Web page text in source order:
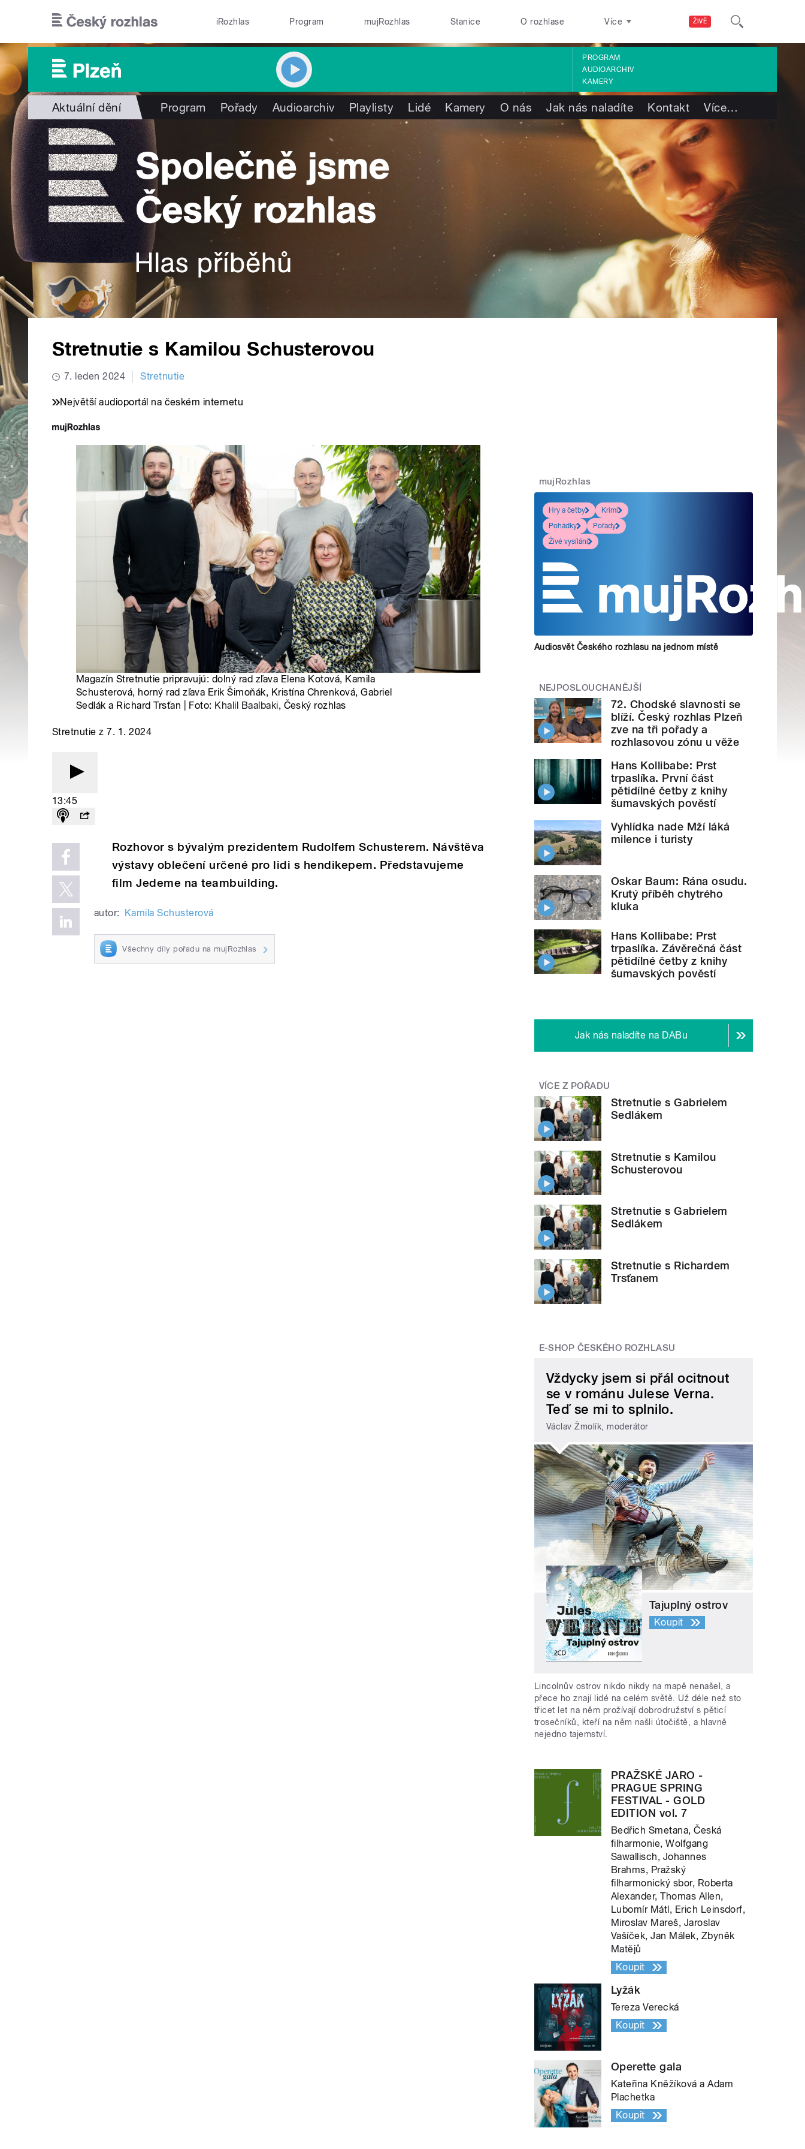
ŽIVĚ
iRozhlas Program mujRozhlas Stanice O rozhlase Více
PROGRAM
AUDIOARCHIV
KAMERY
Aktuální dění Program Pořady Audioarchiv Playlisty Lidé Kamery O nás Jak nás naladíte Kontakt Více…
Stretnutie s Kamilou Schusterovou
7. leden 2024 Stretnutie
Největší audioportál na českém internetu
Magazín Stretnutie pripravujú: dolný rad zľava Elena Kotová, Kamila
Schusterová, horný rad zľava Erik Šimoňák, Kristína Chrenková, Gabriel
Sedlák a Richard Trsťan | Foto: Khalil Baalbaki, Český rozhlas
Stretnutie z 7. 1. 2024
13:45
Rozhovor s bývalým prezidentem Rudolfem Schusterem. Návštěva
výstavy oblečení určené pro lidi s hendikepem. Představujeme
film Jedeme na teambuilding.
autor: Kamila Schusterová
Všechny díly pořadu na mujRozhlas
mujRozhlas
Hry a četby
Krimi
Pohádky
Pořady
Živé vysílání
Audiosvět Českého rozhlasu na jednom místě
NEJPOSLOUCHANĚJŠÍ
72. Chodské slavnosti se
blíží. Český rozhlas Plzeň
zve na tři pořady a
rozhlasovou zónu u věže
Hans Kollibabe: Prst
trpaslíka. První část
pětidílné četby z knihy
šumavských pověstí
Vyhlídka nade Mží láká
milence i turisty
Oskar Baum: Rána osudu.
Krutý příběh chytrého
kluka
Hans Kollibabe: Prst
trpaslíka. Závěrečná část
pětidílné četby z knihy
šumavských pověstí
Jak nás naladíte na DABu
VÍCE Z POŘADU
Stretnutie s Gabrielem
Sedlákem
Stretnutie s Kamilou
Schusterovou
Stretnutie s Gabrielem
Sedlákem
Stretnutie s Richardem
Trsťanem
E-SHOP ČESKÉHO ROZHLASU
Vždycky jsem si přál ocitnout
se v románu Julese Verna.
Teď se mi to splnilo.
Václav Žmolík, moderátor
Tajuplný ostrov
Koupit
Lincolnův ostrov nikdo nikdy na mapě nenašel, a
přece ho znají lidé na celém světě. Už déle než sto
třicet let na něm prožívají dobrodružství s pěticí
trosečníků, kteří na něm našli útočiště, a hlavně
nejedno tajemství.
PRAŽSKÉ JARO -
PRAGUE SPRING
FESTIVAL - GOLD
EDITION vol. 7
Bedřich Smetana, Česká
filharmonie, Wolfgang
Sawallisch, Johannes
Brahms, Pražský
filharmonický sbor, Roberta
Alexander, Thomas Allen,
Lubomír Mátl, Erich Leinsdorf,
Miroslav Mareš, Jaroslav
Vašíček, Jan Málek, Zbyněk
Matějů
Koupit
Lyžák
Tereza Verecká
Koupit
Operette gala
Kateřina Kněžíková a Adam
Plachetka
Koupit